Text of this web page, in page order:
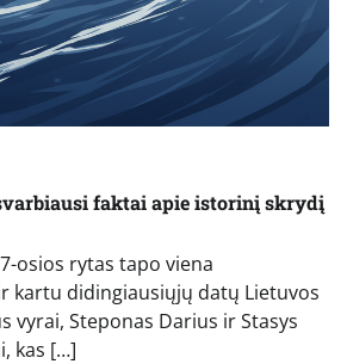
faktai apie istorinį skrydį
osios rytas tapo viena
kartu didingiausiųjų datų Lietuvos
vyrai, Steponas Darius ir Stasys
kas […]